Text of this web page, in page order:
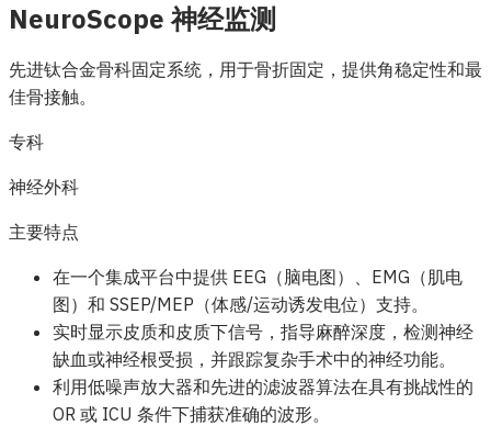
NeuroScope 神经监测
先进钛合金骨科固定系统，用于骨折固定，提供角稳定性和最
佳骨接触。
专科
神经外科
主要特点
在一个集成平台中提供 EEG（脑电图）、EMG（肌电
图）和 SSEP/MEP（体感/运动诱发电位）支持。
实时显示皮质和皮质下信号，指导麻醉深度，检测神经
缺血或神经根受损，并跟踪复杂手术中的神经功能。
利用低噪声放大器和先进的滤波器算法在具有挑战性的
OR 或 ICU 条件下捕获准确的波形。